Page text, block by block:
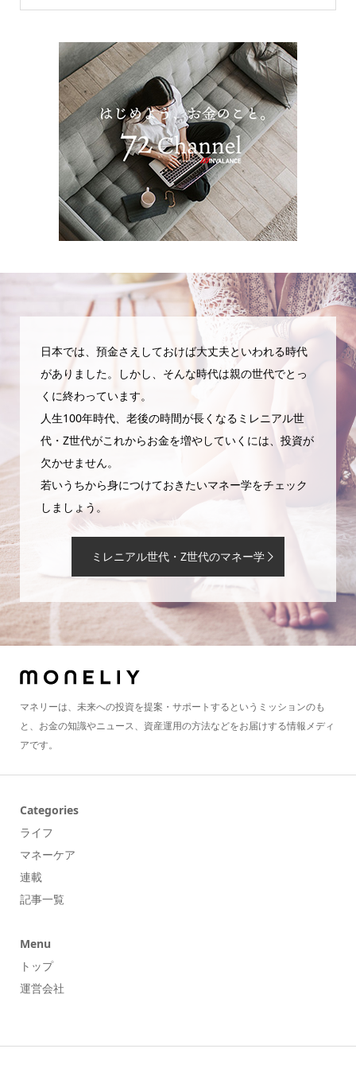
日本では、預金さえしておけば大丈夫といわれる時代
がありました。しかし、そんな時代は親の世代でとっ
くに終わっています。
人生100年時代、老後の時間が長くなるミレニアル世
代・Z世代がこれからお金を増やしていくには、投資が
欠かせません。
若いうちから身につけておきたいマネー学をチェック
しましょう。
ミレニアル世代・Z世代のマネー学
マネリーは、未来への投資を提案・サポートするというミッションのも
と、お金の知識やニュース、資産運用の方法などをお届けする情報メディ
アです。
Categories
ライフ
マネーケア
連載
記事一覧
Menu
トップ
運営会社